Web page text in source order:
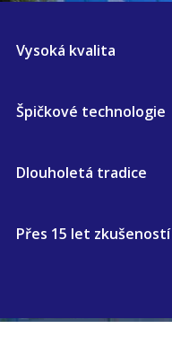
Vysoká kvalita
Špičkové technologie
Dlouholetá tradice
Přes 15 let zkušeností